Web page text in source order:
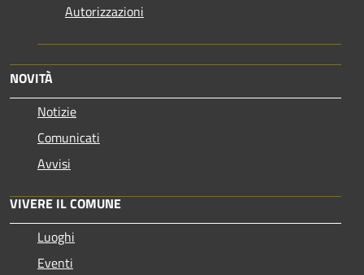
Autorizzazioni
NOVITÀ
Notizie
Comunicati
Avvisi
VIVERE IL COMUNE
Luoghi
Eventi